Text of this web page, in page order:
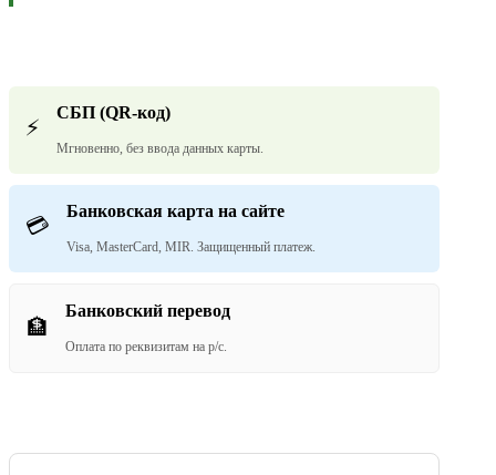
⚡
СБП (QR-код)
Мгновенно, без ввода данных карты.
💳
Банковская карта на сайте
Visa, MasterCard, MIR. Защищенный платеж.
🏦
Банковский перевод
Оплата по реквизитам на р/с.